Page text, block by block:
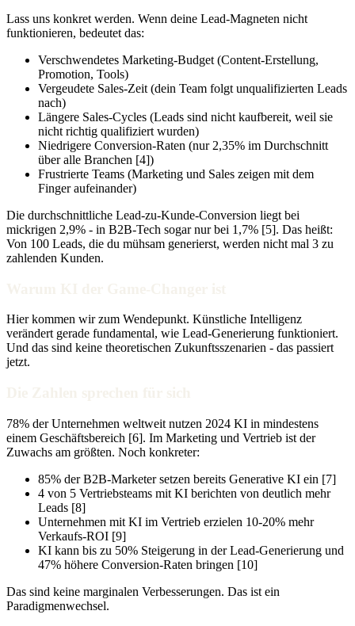
Lass uns konkret werden. Wenn deine Lead-Magneten nicht
funktionieren, bedeutet das:
Verschwendetes Marketing-Budget (Content-Erstellung,
Promotion, Tools)
Vergeudete Sales-Zeit (dein Team folgt unqualifizierten Leads
nach)
Längere Sales-Cycles (Leads sind nicht kaufbereit, weil sie
nicht richtig qualifiziert wurden)
Niedrigere Conversion-Raten (nur 2,35% im Durchschnitt
über alle Branchen [4])
Frustrierte Teams (Marketing und Sales zeigen mit dem
Finger aufeinander)
Die durchschnittliche Lead-zu-Kunde-Conversion liegt bei
mickrigen 2,9% - in B2B-Tech sogar nur bei 1,7% [5]. Das heißt:
Von 100 Leads, die du mühsam generierst, werden nicht mal 3 zu
zahlenden Kunden.
Hier kommen wir zum Wendepunkt. Künstliche Intelligenz
verändert gerade fundamental, wie Lead-Generierung funktioniert.
Und das sind keine theoretischen Zukunftsszenarien - das passiert
jetzt.
78% der Unternehmen weltweit nutzen 2024 KI in mindestens
einem Geschäftsbereich [6]. Im Marketing und Vertrieb ist der
Zuwachs am größten. Noch konkreter:
85% der B2B-Marketer setzen bereits Generative KI ein [7]
4 von 5 Vertriebsteams mit KI berichten von deutlich mehr
Leads [8]
Unternehmen mit KI im Vertrieb erzielen 10-20% mehr
Verkaufs-ROI [9]
KI kann bis zu 50% Steigerung in der Lead-Generierung und
47% höhere Conversion-Raten bringen [10]
Das sind keine marginalen Verbesserungen. Das ist ein
Paradigmenwechsel.